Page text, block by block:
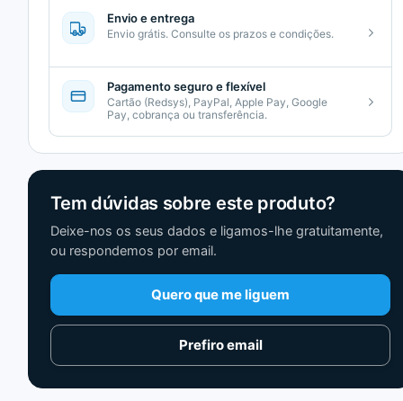
Envio e entrega
Envio grátis. Consulte os prazos e condições.
Pagamento seguro e flexível
Cartão (Redsys), PayPal, Apple Pay, Google
Pay, cobrança ou transferência.
Tem dúvidas sobre este produto?
Deixe-nos os seus dados e ligamos-lhe gratuitamente,
ou respondemos por email.
Quero que me liguem
Prefiro email